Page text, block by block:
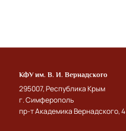
КФУ им. В. И. Вернадского
295007, Республика Крым
г. Симферополь
пр-т Академика Вернадского, 4